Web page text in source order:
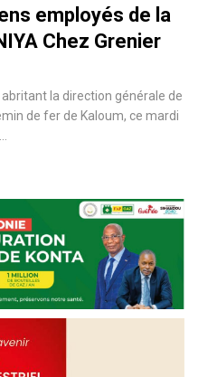
employés de la
Chez Grenier
abritant la direction générale de
de fer de Kaloum, ce mardi
…